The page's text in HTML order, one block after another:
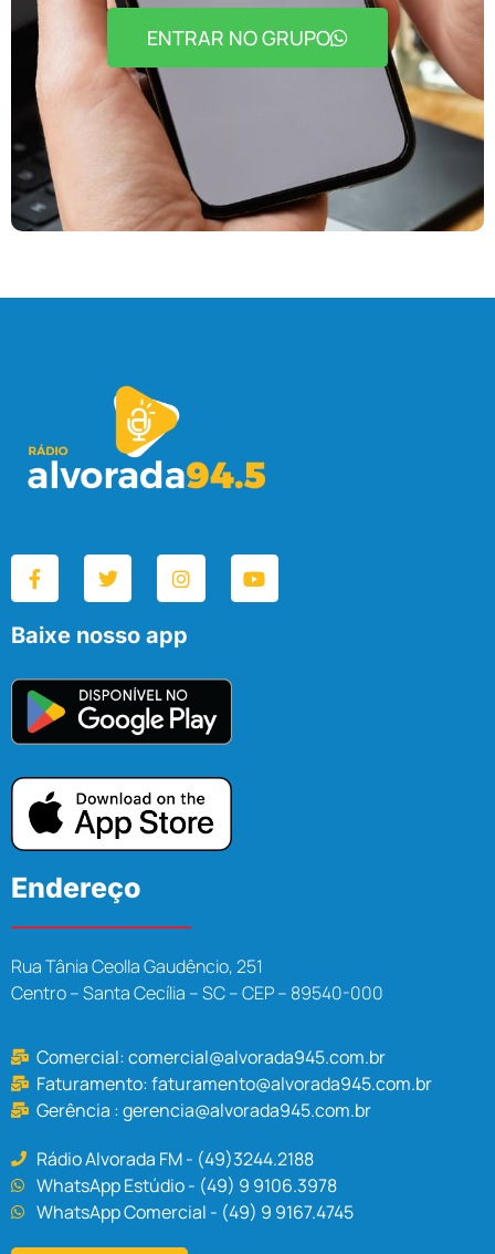
ENTRAR NO GRUPO
Baixe nosso app
Endereço
Rua Tânia Ceolla Gaudêncio, 251
Centro – Santa Cecília – SC – CEP – 89540-000
Comercial:comercial@alvorada945.com.br
Faturamento:faturamento@alvorada945.com.br
Gerência :gerencia@alvorada945.com.br
Rádio Alvorada FM - (49)3244.2188
WhatsApp Estúdio - (49) 9 9106.3978
WhatsApp Comercial - (49) 9 9167.4745